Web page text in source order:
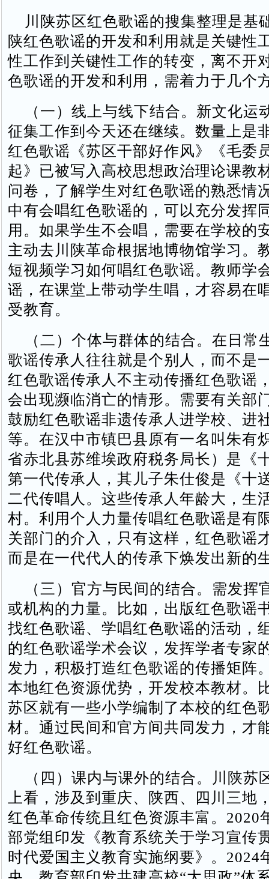
川陕苏区红色歌谣的搜集整理是基
陕红色歌谣的开发和利用就是关键性
性工作到关键性工作的转变，离不开
色歌谣的开发和利用，需着力于几个
（一）线上与线下结合。新文化运
征集工作到今天还在继续。数量上是
红色歌谣《苏区干部好作风》《毛委
起》已被写入高校思想政治理论课教
问卷，了解学生对红色歌谣的熟悉情
中有会唱红色歌谣的，可以充分发挥
用。如果学生不会唱，需要在学校的
主动去川陕革命根据地博物馆学习。
短视频学习如何唱红色歌谣。教师学
谣，在课堂上带动学生唱，才容易在
受教育。
（二）个体与群体的结合。在日常
歌谣传承人往往就是个别人，而不是
红色歌谣传承人不主动传播红色歌谣
会出现濒临消亡的情形。需要有关部
鼓励红色歌谣非遗传承人进学校、进
等。在汉中市镇巴县原有一名叫朱有
省赤北县苏维埃政府税务局长）是《
第一代传承人，其儿子朱仕俊是《十
二代传唱人。这些传承人年龄大，生
村。利用个人力量传唱红色歌谣是有
关部门的介入，只有这样，红色歌谣
而是在一代代人的传承下焕发出新的
（三）官方与民间的结合。需发挥
或机构的力量。比如，出版红色歌谣
找红色歌谣、学唱红色歌谣的活动，
的红色歌谣学术会议，发挥学者专家
发力，积极打造红色歌谣的传播矩阵
本地红色资源优势，开发校本教材。
苏区就有一些小学编制了本校的红色
材。通过民间和官方间共同发力，才
好红色歌谣。
（四）课内与课外的结合。川陕苏
上看，涉及到重庆、陕西、四川三地
红色革命传统且红色资源丰富。2020
部党组印发《教育系统关于学习宣传
时代爱国主义教育实施纲要》。2024